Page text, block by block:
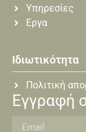
Υπηρεσίες
Εργα
Ιδιωτικότητα
Πολιτική
Εγγραφή